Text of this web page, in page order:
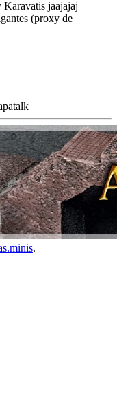
Karavatis jaajajaj
(proxy de
.